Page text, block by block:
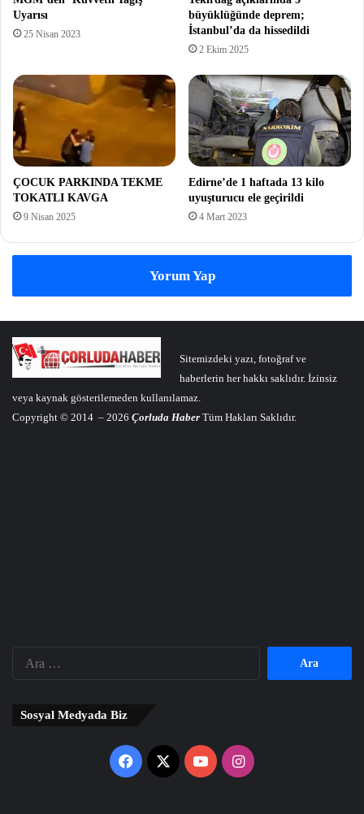
Uyarısı
25 Nisan 2023
büyüklüğünde deprem;
İstanbul’da da hissedildi
2 Ekim 2025
ÇOCUK PARKINDA TEKME
TOKATLI KAVGA
9 Nisan 2025
Edirne’de 1 haftada 13 kilo
uyuşturucu ele geçirildi
4 Mart 2023
Yorum Yap
Sitemizdeki yazı, fotoğraf ve
haberlerin her hakkı saklıdır. İzinsiz
veya kaynak gösterilemeden kullanılamaz.
Copyright © 2014 – 2026 Çorluda Haber Tüm Hakları Saklıdır.
Sosyal Medyada Biz
Facebook
X YouTubeInstagram